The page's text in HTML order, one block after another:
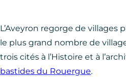
L’Aveyron regorge de
le plus grand nombre de
trois cités à l’Histoire et à
bastides du Rouergue.